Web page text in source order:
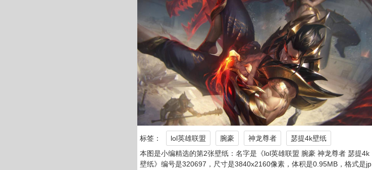
标签： lol英雄联盟 腕豪 神龙尊者
瑟提4k壁纸
本图是小编精选的第2张壁纸：名字是《lol英雄联盟 腕豪 神龙尊者 瑟提4k
壁纸》编号是320697，尺寸是3840x2160像素，体积是0.95MB，格式是jp